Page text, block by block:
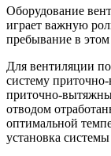
Оборудование
играет важную
пребывание в
Для вентиляции
систему
приточно-
отводом
оптимальной
установка